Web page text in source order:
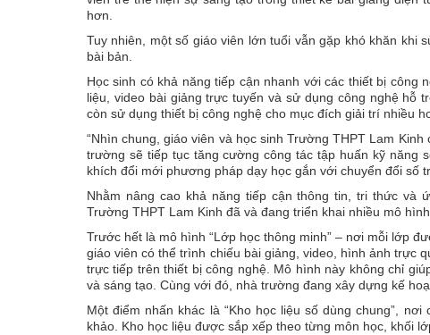
hơn.
Tuy nhiên, một số giáo viên lớn tuổi vẫn gặp khó khăn
bài bản.
Học sinh có khả năng tiếp cận nhanh với các thiết bị công
liệu, video bài giảng trực tuyến và sử dụng công nghệ hỗ
còn sử dụng thiết bị công nghệ cho mục đích giải trí nhiều
“Nhìn chung, giáo viên và học sinh Trường THPT Lam
trường sẽ tiếp tục tăng cường công tác tập huấn kỹ năng
khích đổi mới phương pháp dạy học gắn với chuyển đổi số
Nhằm nâng cao khả năng tiếp cận thông tin, tri thức và
Trường THPT Lam Kinh đã và đang triển khai nhiều mô
Trước hết là mô hình “Lớp học thông minh” – nơi mỗi lớp
giáo viên có thể trình chiếu bài giảng, video, hình ảnh trực
trực tiếp trên thiết bị công nghệ. Mô hình này không chỉ
và sáng tạo. Cùng với đó, nhà trường đang xây dựng kế
Một điểm nhấn khác là “Kho học liệu số dùng chung”,
khảo. Kho học liệu được sắp xếp theo từng môn học, khối